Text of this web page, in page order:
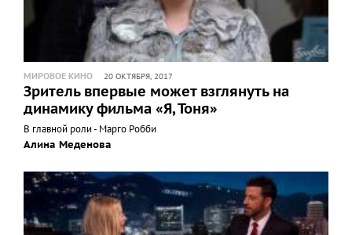
МИРОВОЕ КИНО 20 ОКТЯБРЯ, 2017
Зритель впервые может взглянуть на
динамику фильма «Я, Тоня»
В главной роли - Марго Робби
Алина Меденова